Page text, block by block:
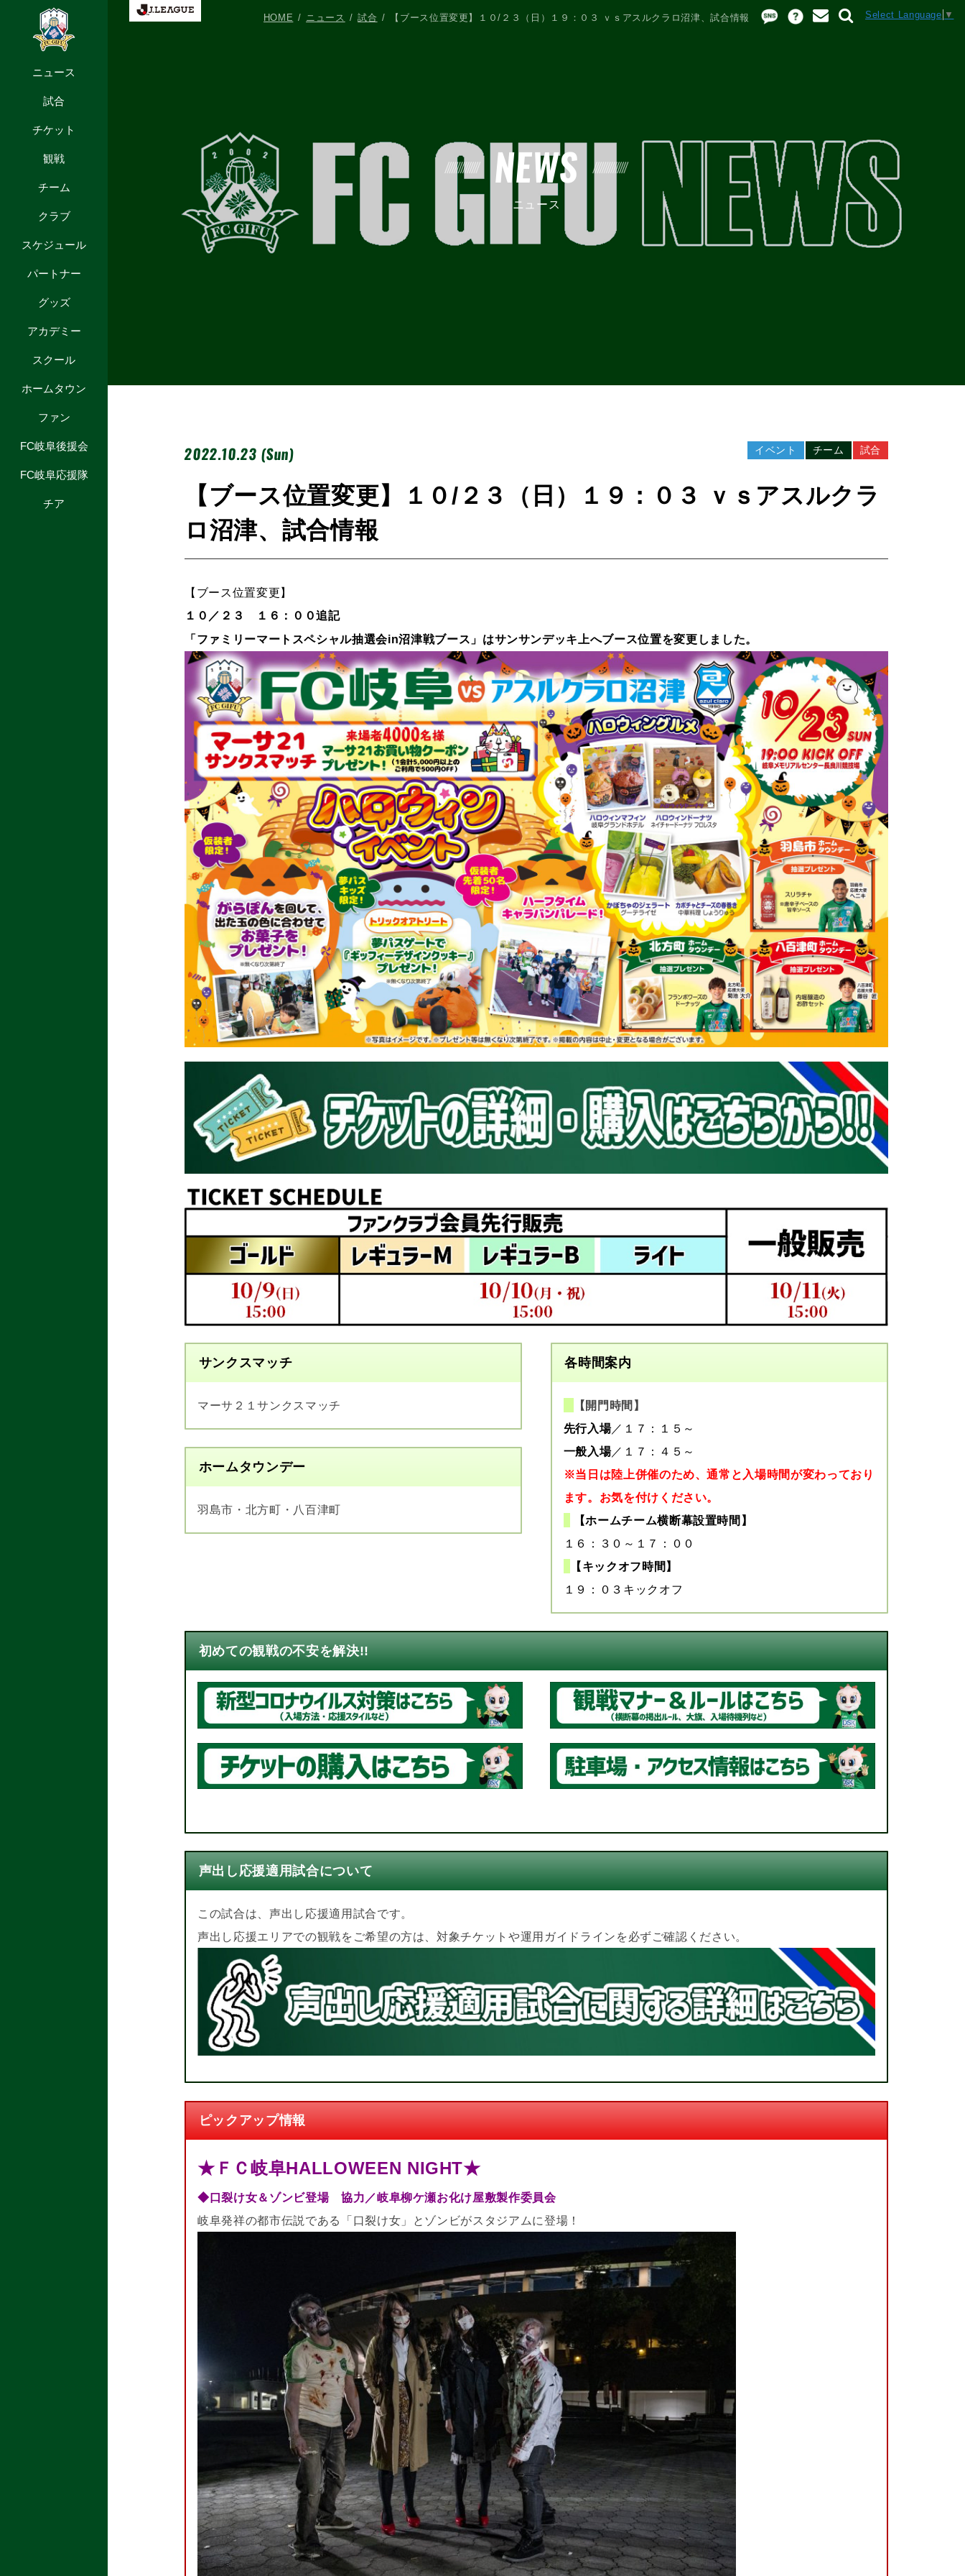
ニュース
試合
チケット
観戦
チーム
クラブ
スケジュール
パートナー
グッズ
アカデミー
スクール
ホームタウン
ファン
FC岐阜後援会
FC岐阜応援隊
チア
Select Language ▼
NEWS
ニュース
HOME ニュース 試合 【ブース位置変更】１０/２３（日）１９：０３ ｖｓアスルクラロ沼津、試合情報
2022.10.23 (Sun) 試合
チーム
イベント
【ブース位置変更】１０/２３（日）１９：０３ ｖｓアスルクラ
ロ沼津、試合情報
【ブース位置変更】
１０／２３
１６：００追記
「ファミリーマートスペシャル抽選会in沼津戦ブース」はサンサンデッキ上へブース位置を変更しました。
サンクスマッチ
マーサ２１サンクスマッチ
ホームタウンデー
羽島市・北方町・八百津町
各時間案内
【開門時間】
先行入場／１７：１５～
一般入場／１７：４５～
※当日は陸上併催のため、通常と入場時間が変わっており
ます。お気を付けください。
【ホームチーム横断幕設置時間】
１６：３０～１７：００
【キックオフ時間】
１９：０３キックオフ
初めての観戦の不安を解決!!
声出し応援適用試合について
この試合は、声出し応援適用試合です。
声出し応援エリアでの観戦をご希望の方は、対象チケットや運用ガイドラインを必ずご確認ください。
ピックアップ情報
★ＦＣ岐阜HALLOWEEN NIGHT★
◆口裂け女＆ゾンビ登場 協力／岐阜柳ケ瀬お化け屋敷製作委員会
岐阜発祥の都市伝説である「口裂け女」とゾンビがスタジアムに登場！